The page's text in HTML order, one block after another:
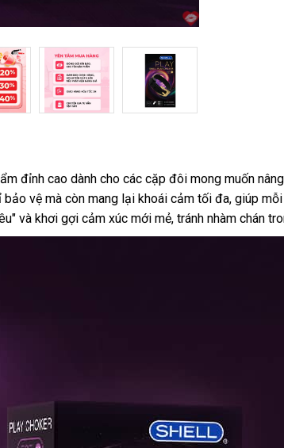
đỉnh cao dành cho các cặp đôi mong muốn
vệ mà còn mang lại khoái cảm tối đa, giúp
và khơi gợi cảm xúc mới mẻ, tránh nhàm chán